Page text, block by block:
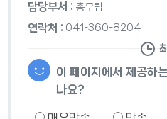
담당부서 : 총무팀
연락처 : 041-360-8204
이 페이지에서 제공하
나요?